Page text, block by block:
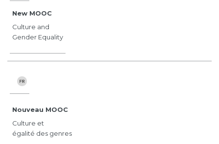
New MOOC
Culture and
Gender Equality
Nouveau MOOC
Culture et
égalité des genres